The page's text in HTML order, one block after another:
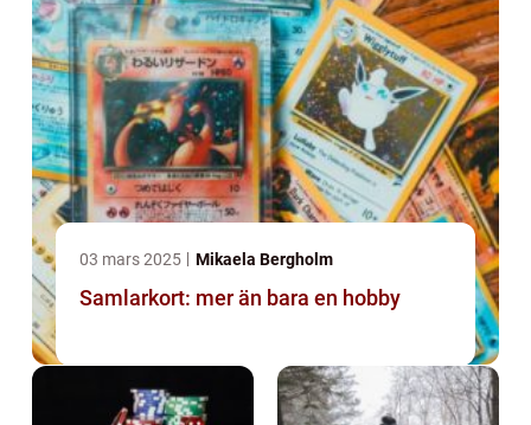
03 mars 2025 Mikaela Bergholm
Samlarkort: mer än bara en hobby